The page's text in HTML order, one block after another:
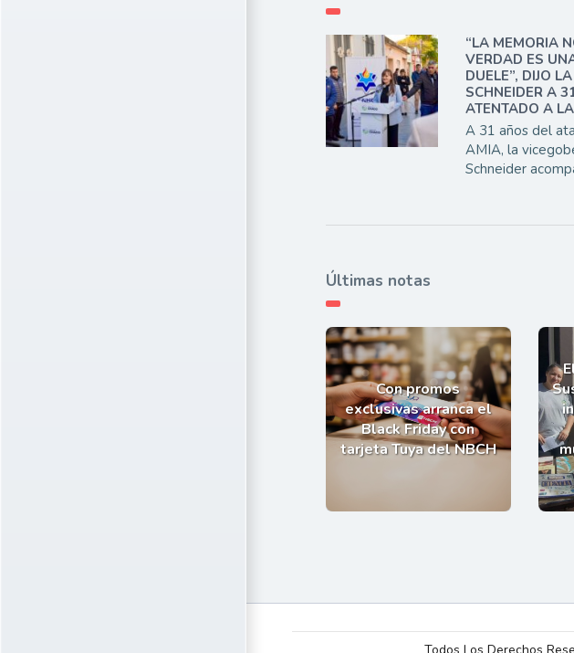
“LA MEMORIA
VERDAD ES
DUELE”, DIJO
SCHNEIDER A
ATENTADO A
A 31 años del
AMIA, la
Schneider
Últimas notas
Con promos
exclusivas arranca el
Black Friday con
tarjeta Tuya del NBCH